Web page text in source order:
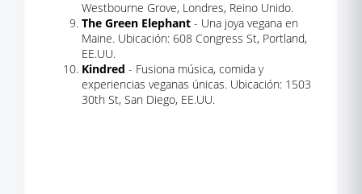
Westbourne Grove, Londres, Reino Unido.
The Green Elephant - Una joya vegana en
Maine. Ubicación: 608 Congress St, Portland,
EE.UU.
Kindred - Fusiona música, comida y
experiencias veganas únicas. Ubicación: 1503
30th St, San Diego, EE.UU.